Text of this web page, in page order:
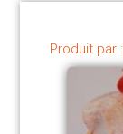
Produit par